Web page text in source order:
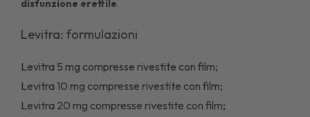
disfunzione erettile.
Levitra: formulazioni
Levitra 5 mg compresse rivestite con film;
Levitra 10 mg compresse rivestite con film;
Levitra 20 mg compresse rivestite con film;